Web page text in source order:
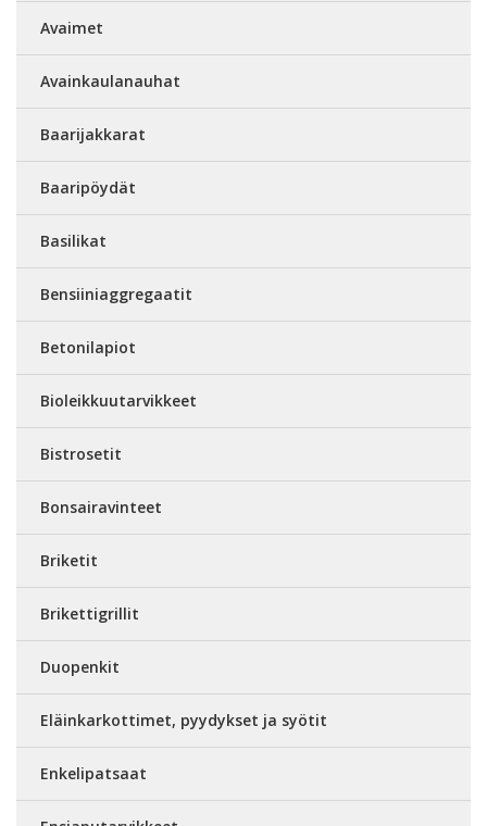
Avaimet
Avainkaulanauhat
Baarijakkarat
Baaripöydät
Basilikat
Bensiiniaggregaatit
Betonilapiot
Bioleikkuutarvikkeet
Bistrosetit
Bonsairavinteet
Briketit
Brikettigrillit
Duopenkit
Eläinkarkottimet, pyydykset ja syötit
Enkelipatsaat